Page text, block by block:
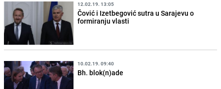
12.02.19. 13:05
Čović i Izetbegović sutra u Sarajevu o
formiranju vlasti
10.02.19. 09:40
Bh. blok(n)ade